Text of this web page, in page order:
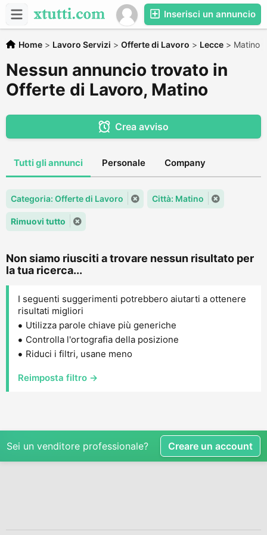
Inserisci un annuncio
Home > Lavoro Servizi > Offerte di Lavoro > Lecce > Matino
Nessun annuncio trovato in
Offerte di Lavoro, Matino
Crea avviso
Tutti gli annunci Personale Company
Categoria: Offerte di Lavoro Città: Matino
Rimuovi tutto
Non siamo riusciti a trovare nessun risultato per
la tua ricerca...
I seguenti suggerimenti potrebbero aiutarti a ottenere
risultati migliori
Utilizza parole chiave più generiche
Controlla l'ortografia della posizione
Riduci i filtri, usane meno
Reimposta filtro →
Sei un venditore professionale? Creare un account